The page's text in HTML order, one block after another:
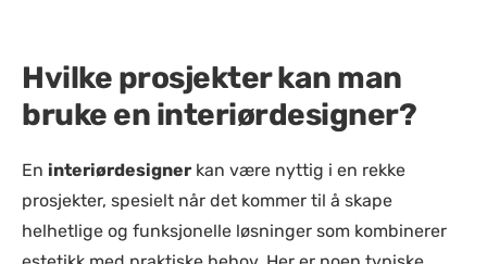
Hvilke prosjekter kan man
bruke en interiørdesigner?
En interiørdesigner kan være nyttig i en rekke
prosjekter, spesielt når det kommer til å skape
helhetlige og funksjonelle løsninger som kombinerer